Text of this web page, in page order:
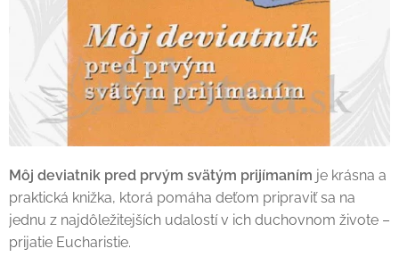
Môj deviatnik pred prvým svätým prijímaním je krásna a
praktická knižka, ktorá pomáha deťom pripraviť sa na
jednu z najdôležitejších udalostí v ich duchovnom živote –
prijatie Eucharistie.